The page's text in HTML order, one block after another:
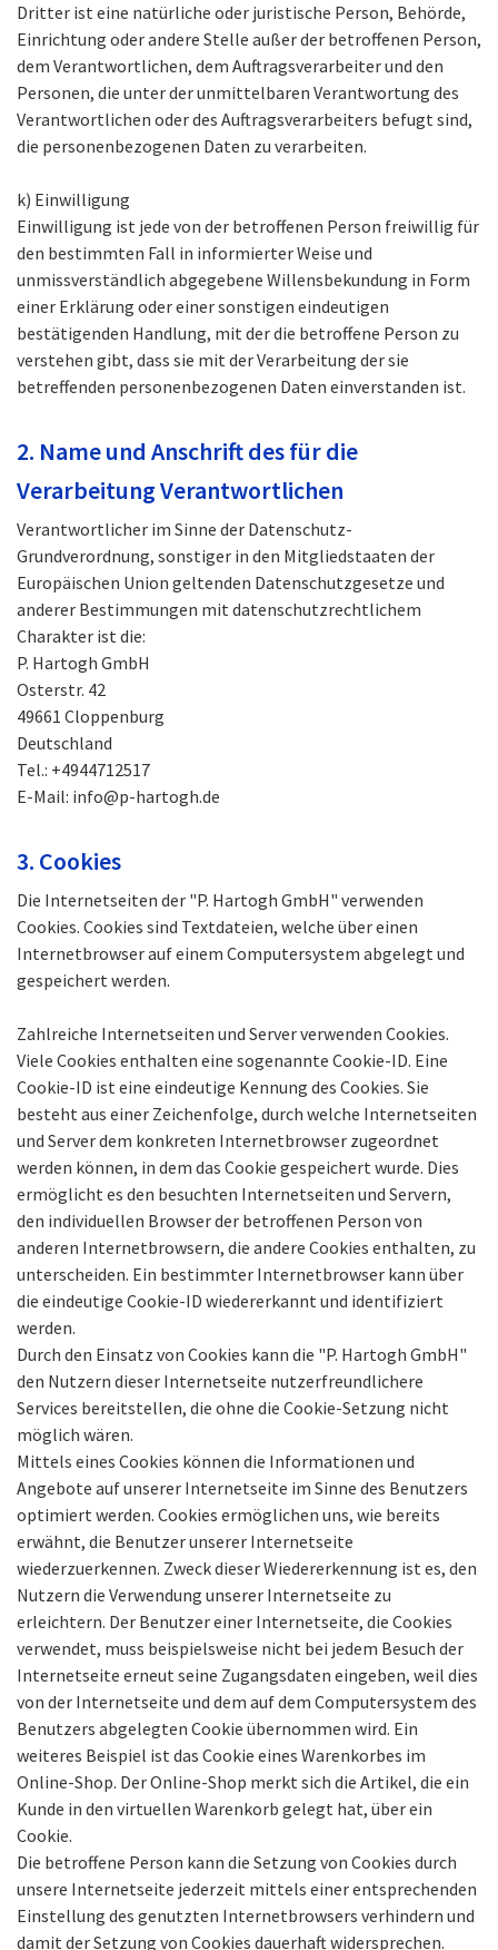
Dritter ist eine natürliche oder juristische Person, Behörde,
Einrichtung oder andere Stelle außer der betroffenen Person,
dem Verantwortlichen, dem Auftragsverarbeiter und den
Personen, die unter der unmittelbaren Verantwortung des
Verantwortlichen oder des Auftragsverarbeiters befugt sind,
die personenbezogenen Daten zu verarbeiten.
k) Einwilligung
Einwilligung ist jede von der betroffenen Person freiwillig für
den bestimmten Fall in informierter Weise und
unmissverständlich abgegebene Willensbekundung in Form
einer Erklärung oder einer sonstigen eindeutigen
bestätigenden Handlung, mit der die betroffene Person zu
verstehen gibt, dass sie mit der Verarbeitung der sie
betreffenden personenbezogenen Daten einverstanden ist.
2. Name und Anschrift des für die
Verarbeitung Verantwortlichen
Verantwortlicher im Sinne der Datenschutz-
Grundverordnung, sonstiger in den Mitgliedstaaten der
Europäischen Union geltenden Datenschutzgesetze und
anderer Bestimmungen mit datenschutzrechtlichem
Charakter ist die:
P. Hartogh GmbH
Osterstr. 42
49661 Cloppenburg
Deutschland
Tel.: +4944712517
E-Mail: info@p-hartogh.de
3. Cookies
Die Internetseiten der "P. Hartogh GmbH" verwenden
Cookies. Cookies sind Textdateien, welche über einen
Internetbrowser auf einem Computersystem abgelegt und
gespeichert werden.
Zahlreiche Internetseiten und Server verwenden Cookies.
Viele Cookies enthalten eine sogenannte Cookie-ID. Eine
Cookie-ID ist eine eindeutige Kennung des Cookies. Sie
besteht aus einer Zeichenfolge, durch welche Internetseiten
und Server dem konkreten Internetbrowser zugeordnet
werden können, in dem das Cookie gespeichert wurde. Dies
ermöglicht es den besuchten Internetseiten und Servern,
den individuellen Browser der betroffenen Person von
anderen Internetbrowsern, die andere Cookies enthalten, zu
unterscheiden. Ein bestimmter Internetbrowser kann über
die eindeutige Cookie-ID wiedererkannt und identifiziert
werden.
Durch den Einsatz von Cookies kann die "P. Hartogh GmbH"
den Nutzern dieser Internetseite nutzerfreundlichere
Services bereitstellen, die ohne die Cookie-Setzung nicht
möglich wären.
Mittels eines Cookies können die Informationen und
Angebote auf unserer Internetseite im Sinne des Benutzers
optimiert werden. Cookies ermöglichen uns, wie bereits
erwähnt, die Benutzer unserer Internetseite
wiederzuerkennen. Zweck dieser Wiedererkennung ist es, den
Nutzern die Verwendung unserer Internetseite zu
erleichtern. Der Benutzer einer Internetseite, die Cookies
verwendet, muss beispielsweise nicht bei jedem Besuch der
Internetseite erneut seine Zugangsdaten eingeben, weil dies
von der Internetseite und dem auf dem Computersystem des
Benutzers abgelegten Cookie übernommen wird. Ein
weiteres Beispiel ist das Cookie eines Warenkorbes im
Online-Shop. Der Online-Shop merkt sich die Artikel, die ein
Kunde in den virtuellen Warenkorb gelegt hat, über ein
Cookie.
Die betroffene Person kann die Setzung von Cookies durch
unsere Internetseite jederzeit mittels einer entsprechenden
Einstellung des genutzten Internetbrowsers verhindern und
damit der Setzung von Cookies dauerhaft widersprechen.